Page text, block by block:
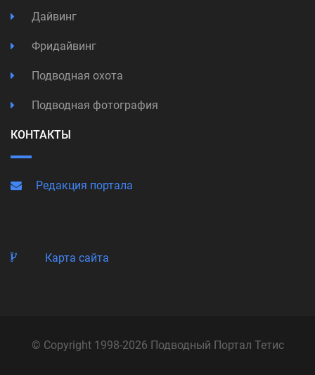
Дайвинг
Фридайвинг
Подводная охота
Подводная фотография
КОНТАКТЫ
Редакция портала
Карта сайта
© Copyright 1998-2026 Подводный Портал Тетис